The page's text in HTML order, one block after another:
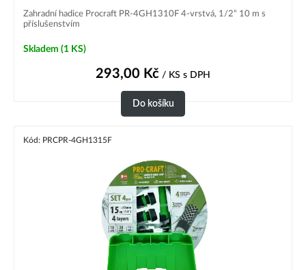
Zahradní hadice Procraft PR-4GH1310F 4-vrstvá, 1/2“ 10 m s
příslušenstvím
Skladem (1 KS)
293,00 Kč / KS s DPH
Do košíku
Kód: PRCPR-4GH1315F